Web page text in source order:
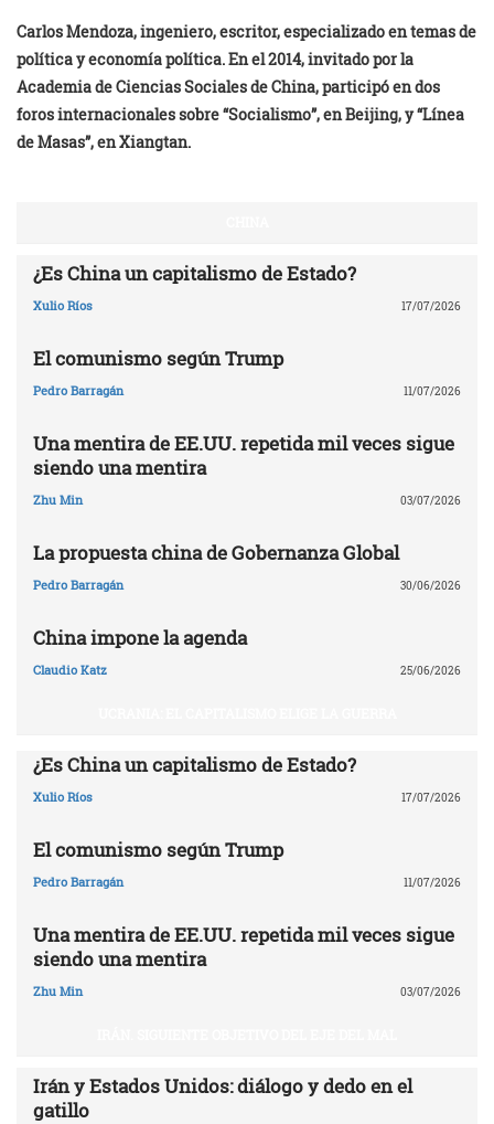
Carlos Mendoza, ingeniero, escritor, especializado en temas de
política y economía política. En el 2014, invitado por la
Academia de Ciencias Sociales de China, participó en dos
foros internacionales sobre “Socialismo”, en Beijing, y “Línea
de Masas”, en Xiangtan.
¿Es China un capitalismo de Estado?
Xulio Ríos 17/07/2026
El comunismo según Trump
Pedro Barragán 11/07/2026
Una mentira de EE.UU. repetida mil veces sigue
siendo una mentira
Zhu Min 03/07/2026
La propuesta china de Gobernanza Global
Pedro Barragán 30/06/2026
China impone la agenda
Claudio Katz 25/06/2026
¿Es China un capitalismo de Estado?
Xulio Ríos 17/07/2026
El comunismo según Trump
Pedro Barragán 11/07/2026
Una mentira de EE.UU. repetida mil veces sigue
siendo una mentira
Zhu Min 03/07/2026
Irán y Estados Unidos: diálogo y dedo en el
gatillo